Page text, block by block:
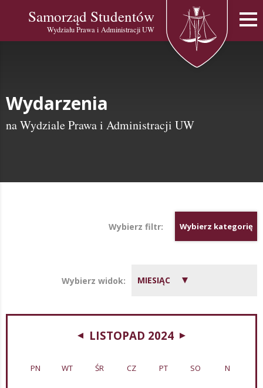
Samorząd Studentów
Wydziału Prawa i Administracji UW
Wydarzenia
na Wydziale Prawa i Administracji UW
Wybierz filtr: Wybierz kategorię
Wybierz widok: MIESIĄC
LISTOPAD 2024
PN WT ŚR CZ PT SO N